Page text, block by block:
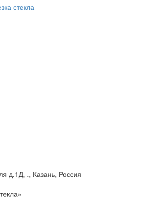
стекла
д.1Д, ., Казань, Россия